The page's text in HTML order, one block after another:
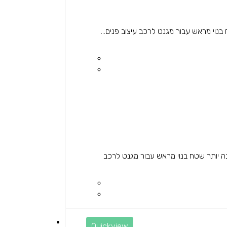
מראש עבור מגנט לרכב עיצוב פנים...
שטח בנוי מראש עבור מגנט לרכב